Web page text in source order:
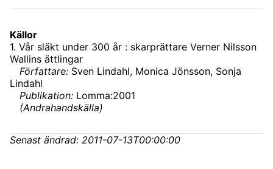
Källor
1. Vår släkt under 300 år : skarprättare Verner Nilsson
Wallins ättlingar
Författare: Sven Lindahl, Monica Jönsson, Sonja
Lindahl
Publikation: Lomma:2001
(Andrahandskälla)
Senast ändrad: 2011-07-13T00:00:00